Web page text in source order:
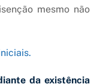
mesmo não
da existência